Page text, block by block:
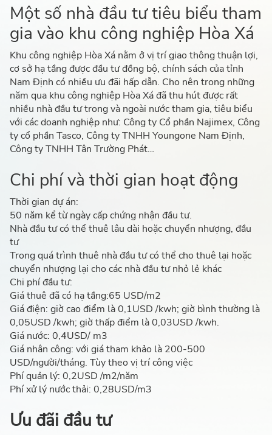
Một số nhà đầu tư tiêu biểu tham
gia vào khu công nghiệp Hòa Xá
Khu công nghiệp Hòa Xá nằm ở vị trí giao thông thuận lợi,
cơ sở hạ tầng được đầu tư đồng bộ, chính sách của tỉnh
Nam Định có nhiều ưu đãi hấp dẫn. Cho nên trong những
năm qua khu công nghiệp Hòa Xá đã thu hút được rất
nhiều nhà đầu tư trong và ngoài nước tham gia, tiêu biểu
với các doanh nghiệp như: Công ty Cổ phần Najimex, Công
ty cổ phần Tasco, Công ty TNHH Youngone Nam Định,
Công ty TNHH Tân Trường Phát…
Chi phí và thời gian hoạt động
Thời gian dự án:
50 năm kể từ ngày cấp chứng nhận đầu tư.
Nhà đầu tư có thể thuê lâu dài hoặc chuyển nhượng, đầu
tư
Trong quá trình thuê nhà đầu tư có thể cho thuê lại hoặc
chuyển nhượng lại cho các nhà đầu tư nhỏ lẻ khác
Chi phí đầu tư:
Giá thuê đã có hạ tầng:65 USD/m2
Giá điện: giờ cao điểm là 0,1USD /kwh; giờ bình thường là
0,05USD /kwh; giờ thấp điểm là 0,03USD /kwh.
Giá nước: 0,4USD/ m3
Giá nhân công: với giá tham khảo là 200-500
USD/người/tháng. Tùy theo vị trí công việc
Phí quản lý: 0,2USD /m2/năm
Phí xử lý nước thải: 0,28USD/m3
Ưu đãi đầu tư